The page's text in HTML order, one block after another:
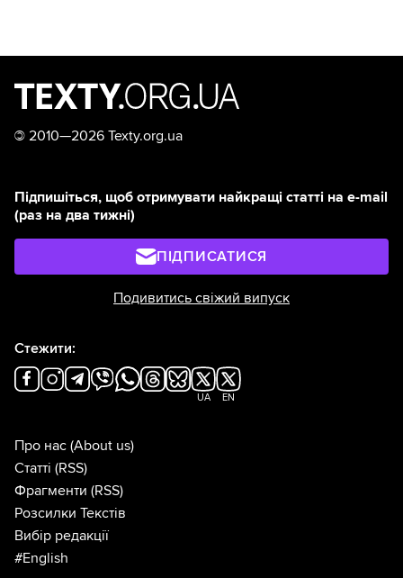
© 2010—2026 Texty.org.ua
Підпишіться, щоб отримувати найкращі статті на e-mail
(раз на два тижні)
ПІДПИСАТИСЯ
Подивитись свіжий випуск
Стежити:
UA EN
Про нас (About us)
Статті (RSS)
Фрагменти (RSS)
Розсилки Текстів
Вибір редакції
#English